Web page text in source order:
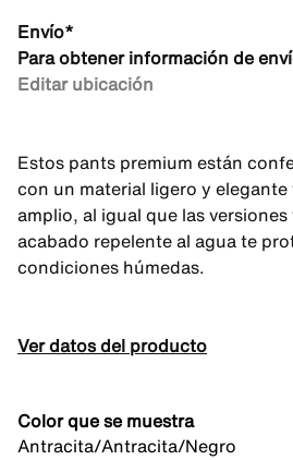
Envío*
Para obtener información de
Editar ubicación
Estos pants premium están
con un material ligero y
amplio, al igual que las
acabado repelente al agua te
condiciones húmedas.
Ver datos del producto
Color que se muestra
Antracita/Antracita/Negro